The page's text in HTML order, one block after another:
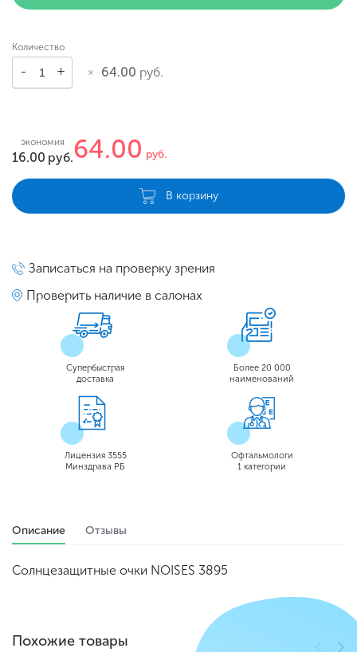
Количество
64.00 руб.
экономия
16.00 руб.64.00 руб.
В корзину
Записаться на проверку зрения
Проверить наличие в салонах
Супербыстрая
доставка
Более 20 000
наименований
Лицензия 3555
Минздрава РБ
Офтальмологи
1 категории
Описание Отзывы
Солнцезащитные очки NOISES 3895
Похожие товары